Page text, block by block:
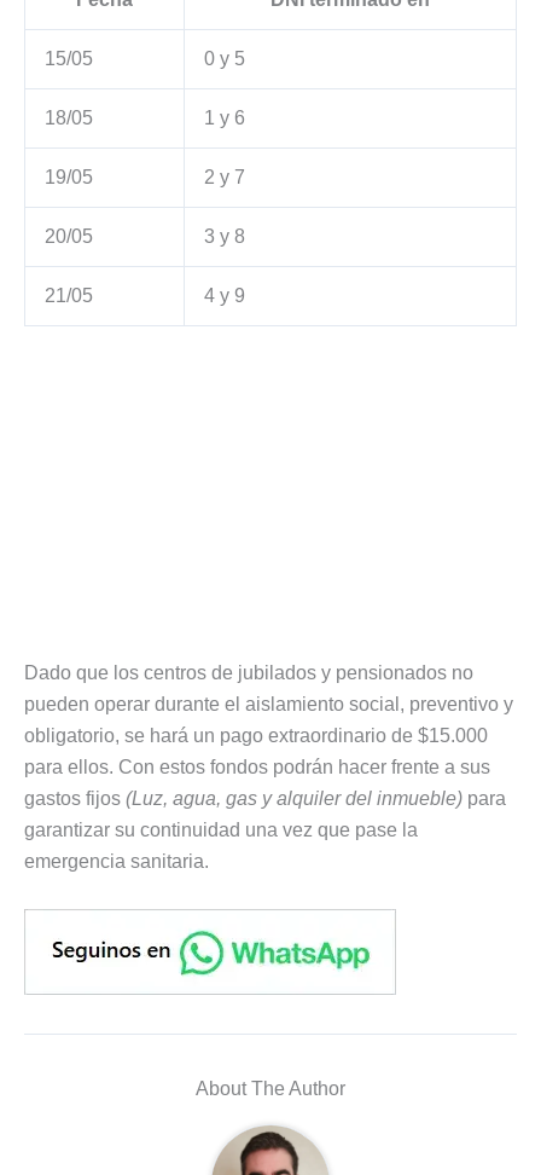
15/05 0 y 5
18/05 1 y 6
19/05 2 y 7
20/05 3 y 8
21/05 4 y 9
Dado que los centros de jubilados y pensionados no
pueden operar durante el aislamiento social, preventivo y
obligatorio, se hará un pago extraordinario de $15.000
para ellos. Con estos fondos podrán hacer frente a sus
gastos fijos (Luz, agua, gas y alquiler del inmueble) para
garantizar su continuidad una vez que pase la
emergencia sanitaria.
About The Author